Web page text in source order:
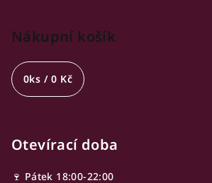
Nákupní košík
0ks /0 Kč
Otevírací doba
🍷 Pátek 18:00-22:00